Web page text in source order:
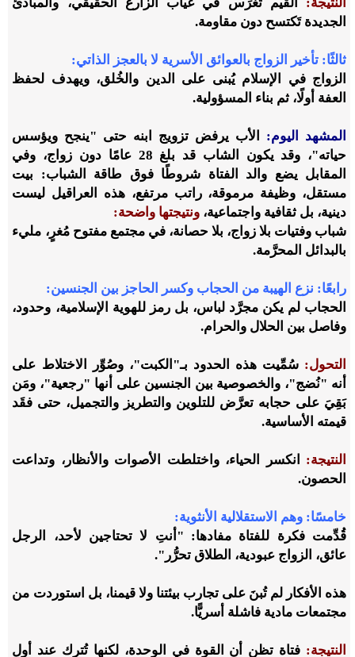
الجديدة تَكتسح دون مقاومة.
ثالثًا: تأخير الزواج بالعوائق الأسرية لا بالعجز الذاتي:
الزواج في الإسلام يُبنى على الدين والخُلق، ويهدف لحفظ
العفة أولًا، ثم بناء المسؤولية.
المشهد اليوم: الأب يرفض تزويج ابنه حتى "ينجح ويؤسس
حياته"، وقد يكون الشاب قد بلغ 28 عامًا دون زواج، وفي
المقابل يضع والد الفتاة شروطًا فوق طاقة الشباب: بيت
مستقل، وظيفة مرموقة، راتب مرتفع، هذه العراقيل ليست
دينية، بل ثقافية واجتماعية، ونتيجتها واضحة:
شباب وفتيات بلا زواج، بلا حصانة، في مجتمع مفتوح مُغرٍ، مليء
بالبدائل المحرَّمة.
رابعًا: نزع الهيبة من الحجاب وكسر الحاجز بين الجنسين:
الحجاب لم يكن مجرَّد لباس، بل رمز للهوية الإسلامية، وحدود،
وفاصل بين الحلال والحرام.
التحول: سُمِّيت هذه الحدود بـ"الكبت"، وصُوِّر الاختلاط على
أنه "نُضج"، والخصوصية بين الجنسين على أنها "رجعية"، ومَن
بَقِيَ على حجابه تعرَّض للتلوين والتطريز والتجميل، حتى فقَد
قيمته الأساسية.
النتيجة: انكسر الحياء، واختلطت الأصوات والأنظار، وتداعت
الحصون.
خامسًا: وهم الاستقلالية الأنثوية:
قُدِّمت فكرة للفتاة مفادها: "أنتِ لا تحتاجين لأحد، الرجل
عائق، الزواج عبودية، الطلاق تحرُّر".
هذه الأفكار لم تُبنَ على تجارب بيئتنا ولا قيمنا، بل استوردت من
مجتمعات مادية فاشلة أسريًّا.
النتيجة: فتاة تظن أن القوة في الوحدة، لكنها تُترك عند أول